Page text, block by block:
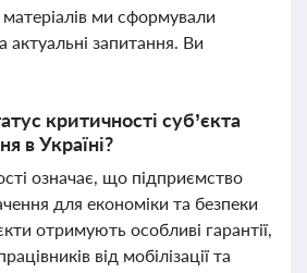
матеріалів ми сформували
актуальні запитання. Ви
критичності суб’єкта
в Україні?
означає, що підприємство
для економіки та безпеки
отримують особливі гарантії,
від мобілізації та